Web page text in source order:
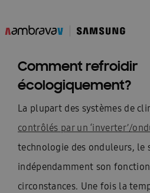
Comment refroidir
écologiquement?
La plupart des systèmes de
contrôlés par un ‘inverter’/
technologie des onduleurs, le
indépendamment son
circonstances. Une fois la